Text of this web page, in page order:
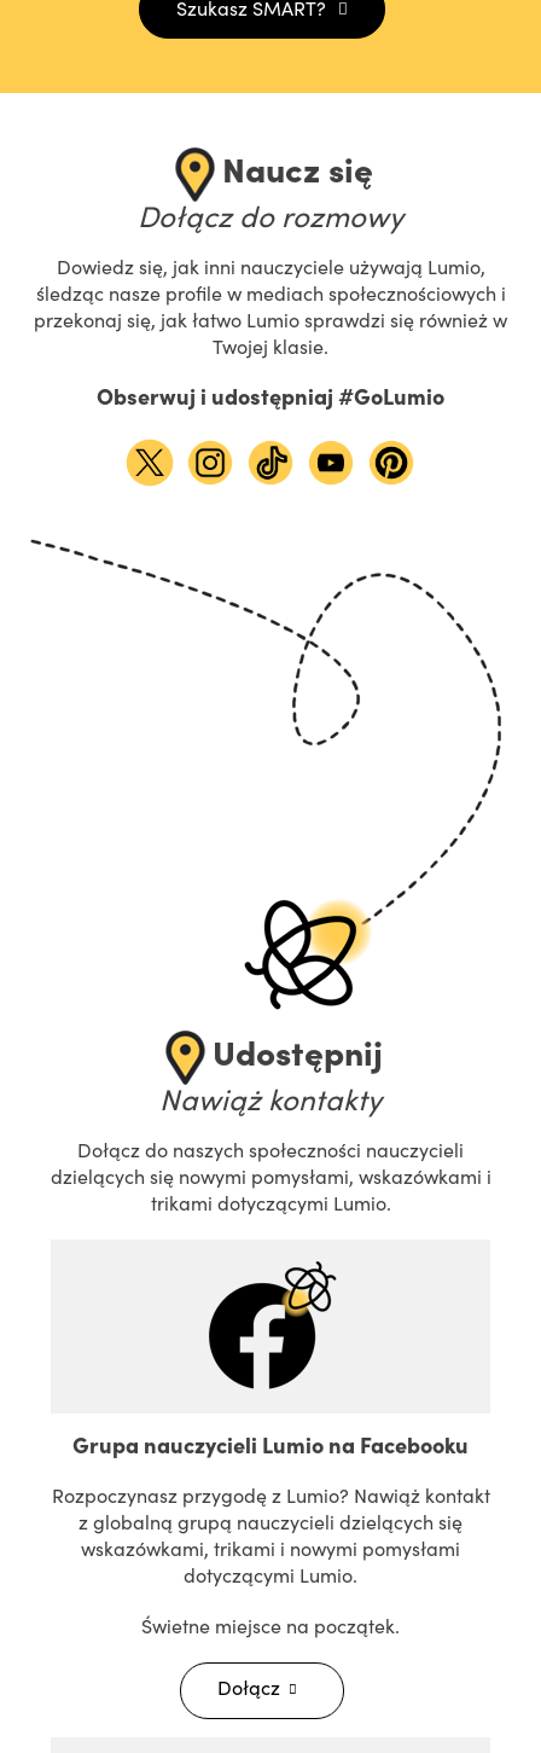
Szukasz SMART?
Naucz się
Dołącz do rozmowy
Dowiedz się, jak inni nauczyciele używają Lumio,
śledząc nasze profile w mediach społecznościowych i
przekonaj się, jak łatwo Lumio sprawdzi się również w
Twojej klasie.
Obserwuj i udostępniaj #GoLumio
Udostępnij
Nawiąż kontakty
Dołącz do naszych społeczności nauczycieli
dzielących się nowymi pomysłami, wskazówkami i
trikami dotyczącymi Lumio.
Grupa nauczycieli Lumio na Facebooku
Rozpoczynasz przygodę z Lumio? Nawiąż kontakt
z globalną grupą nauczycieli dzielących się
wskazówkami, trikami i nowymi pomysłami
dotyczącymi Lumio.
Świetne miejsce na początek.
Dołącz